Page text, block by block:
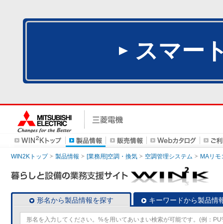
スマー
WIN2Kトップ 製品情報 [業務用]空調・換気 空調管理システム MAリモ
形名から製品情報を探す キーワードから製品情